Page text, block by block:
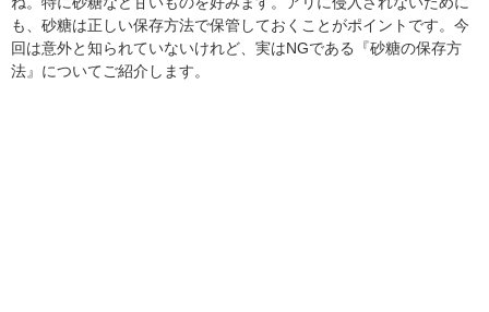
も、砂糖は正しい保存方法で保管しておくことがポイントです。今
回は意外と知られていないけれど、実はNGである『砂糖の保存方
法』についてご紹介します。